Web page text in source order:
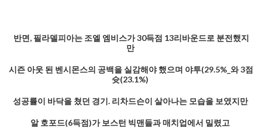
반면, 필라델피아는 조엘 엠비스가 30득점 13리바운드로 분전했지
만
시즌 아웃 된 벤시몬스의 공백을 실감해야 했으며 야투(29.5%_와 3점
슛(23.1%)
성공률이 바닥을 쳤던 경기. 리차드슨이 살아나는 모습을 보였지만
알 호포드(6득점)가 보스턴 빅맨들과 매치업에서 밀렸고